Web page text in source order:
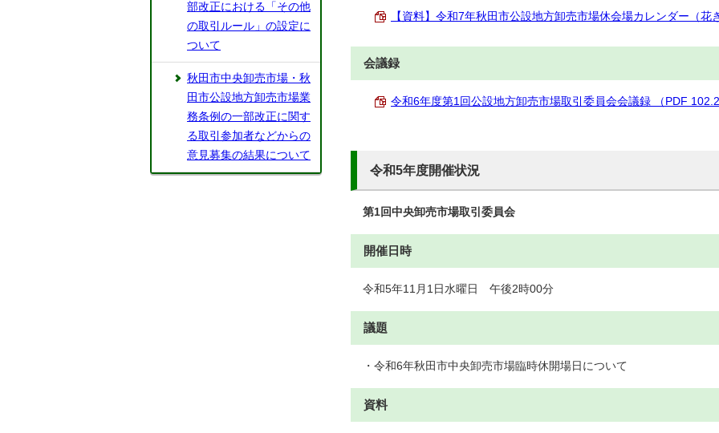
【資料】令和7年秋田市公設地方卸売市場休会場カレンダー（花
会議録
令和6年度第1回公設地方卸売市場取引委員会会議録 （PDF 102.2
令和5年度開催状況
第1回中央卸売市場取引委員会
開催日時
令和5年11月1日水曜日 午後2時00分
議題
・令和6年秋田市中央卸売市場臨時休開場日について
資料
部改正における「その他
の取引ルール」の設定に
ついて
秋田市中央卸売市場・秋
田市公設地方卸売市場業
務条例の一部改正に関す
る取引参加者などからの
意見募集の結果について